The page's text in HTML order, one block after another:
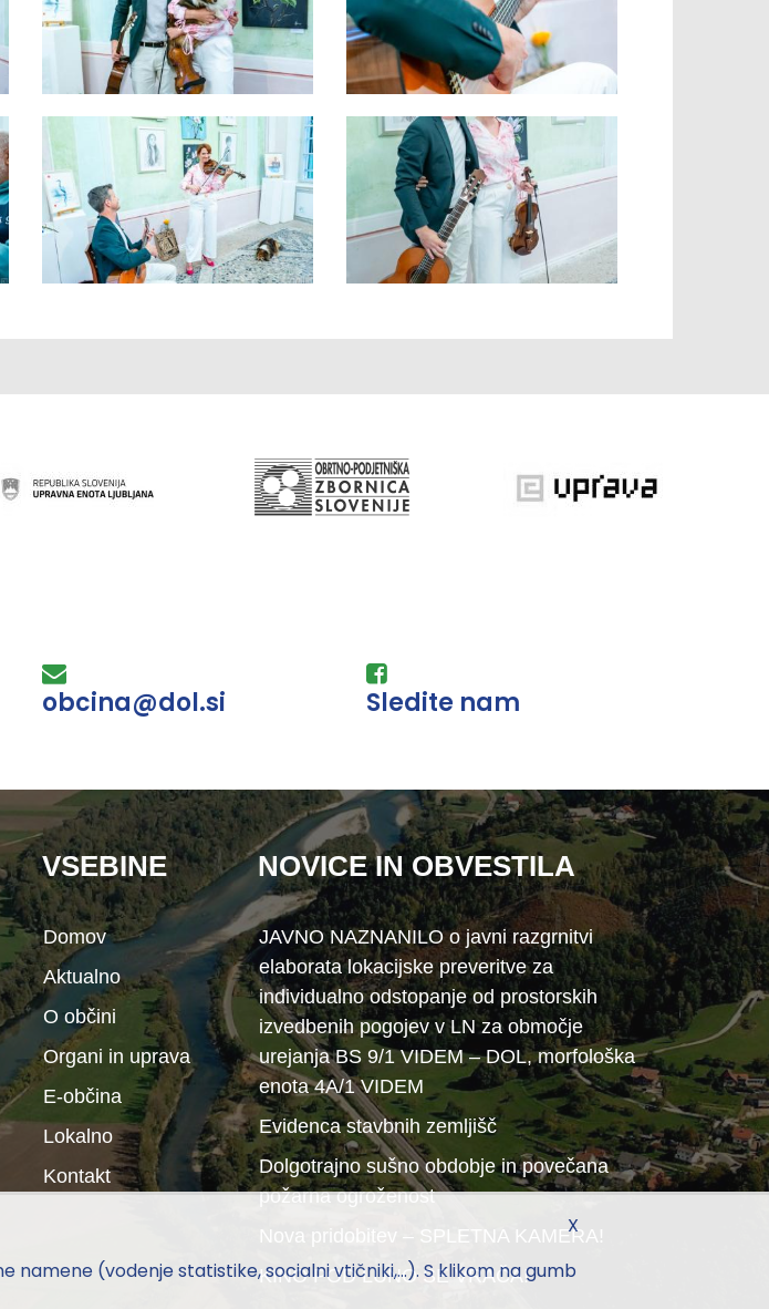
obcina@dol.si Sledite nam
VSEBINE
Domov
Aktualno
O občini
Organi in uprava
E-občina
Lokalno
Kontakt
NOVICE IN OBVESTILA
JAVNO NAZNANILO o javni razgrnitvi
elaborata lokacijske preveritve za
individualno odstopanje od prostorskih
izvedbenih pogojev v LN za območje
urejanja BS 9/1 VIDEM – DOL, morfološka
enota 4A/1 VIDEM
Evidenca stavbnih zemljišč
Dolgotrajno sušno obdobje in povečana
požarna ogroženost
Nova pridobitev – SPLETNA KAMERA!
KINO POD LUNO SE VRAČA!
X
(vodenje statistike, socialni vtičniki,...). S klikom na gumb